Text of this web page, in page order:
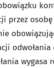
przez
wygasa